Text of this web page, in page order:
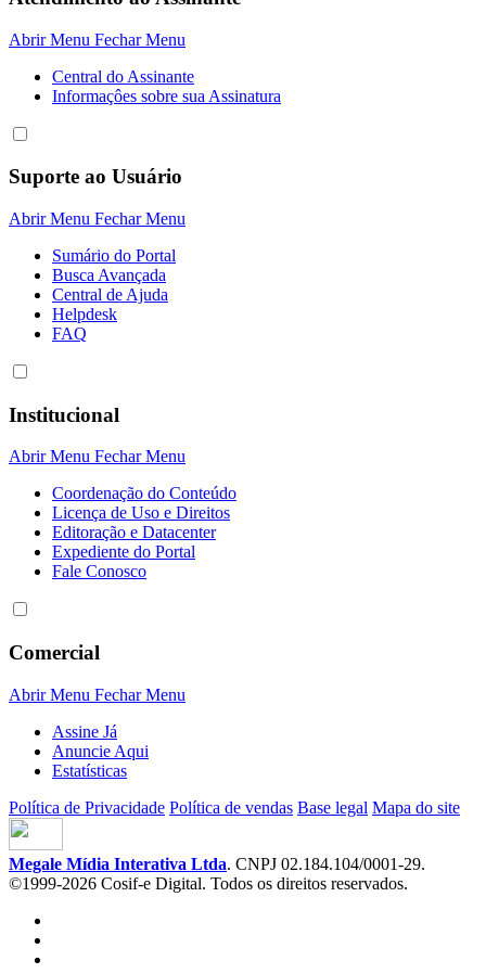
Abrir Menu Fechar Menu
Central do Assinante
Informaçôes sobre sua Assinatura
Suporte ao Usuário
Abrir Menu Fechar Menu
Sumário do Portal
Busca Avançada
Central de Ajuda
Helpdesk
FAQ
Institucional
Abrir Menu Fechar Menu
Coordenação do Conteúdo
Licença de Uso e Direitos
Editoração e Datacenter
Expediente do Portal
Fale Conosco
Comercial
Abrir Menu Fechar Menu
Assine Já
Anuncie Aqui
Estatísticas
Política de Privacidade Política de vendas Base legal Mapa do site
Megale Mídia Interativa Ltda. CNPJ 02.184.104/0001-29.
©1999-2026 Cosif-e Digital. Todos os direitos reservados.